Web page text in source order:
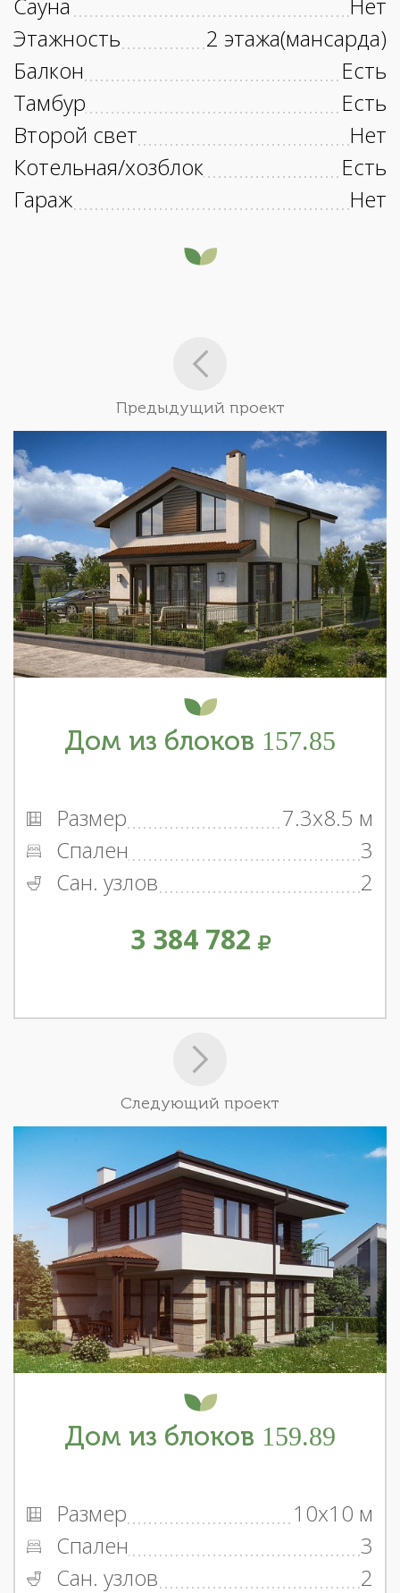
Этажность
2 этажа(мансарда)
Балкон
Есть
Тамбур
Есть
Второй свет
Нет
Котельная/хозблок
Есть
Гараж
Нет
Предыдущий проект
Дом из блоков 157.85
Размер
7.3x8.5 м
Спален
3
Сан. узлов
2
3 384 782
Следующий проект
Дом из блоков 159.89
Размер
10x10 м
Спален
3
Сан. узлов
2